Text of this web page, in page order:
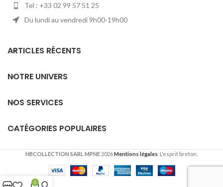
Tel : +33 02 99 57 51 25
Du lundi au vendredi 9h00-19h00
ARTICLES RÉCENTS
NOTRE UNIVERS
NOS SERVICES
CATÉGORIES POPULAIRES
HBCOLLECTION SARL MPNE 2026Mentions légales . L'esprit breton.
0